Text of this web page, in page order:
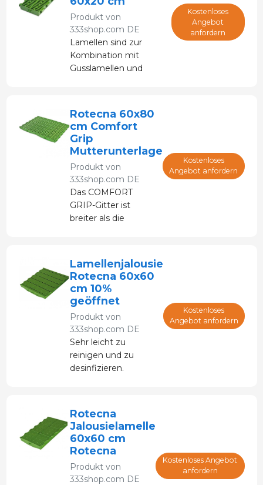
für die Ferkel
komfortabel zu
sein.
Produkt von
333shop.com DE
Lamellen sind zur
Kombination mit
Gusslamellen und
Kostenloses
Angebot
anfordern
Rotecna 60x80
cm Comfort
Grip
Mutterunterlage
Produkt von
333shop.com DE
Das COMFORT
GRIP-Gitter ist
breiter als die
Reliefstruktur: DUAL
ANTI-SLIP, die
Müttern und Ferkeln
je nach ihren
Anforderungen
Komfort bietet.
Kostenloses
Angebot anfordern
Lamellenjalousie
Rotecna 60x60
cm 10%
geöffnet
Produkt von
333shop.com DE
Sehr leicht zu
reinigen und zu
desinfizieren.
Kostenloses
Angebot anfordern
Rotecna
Jalousielamelle
60x60 cm
Rotecna
Produkt von
333shop.com DE
Kostenloses Angebot
anfordern